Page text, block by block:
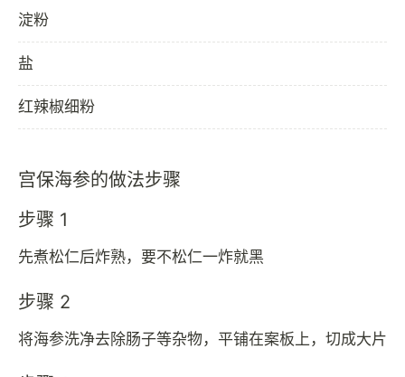
淀粉
盐
红辣椒细粉
宫保海参的做法步骤
步骤 1
先煮松仁后炸熟，要不松仁一炸就黑
步骤 2
将海参洗净去除肠子等杂物，平铺在案板上，切成大片